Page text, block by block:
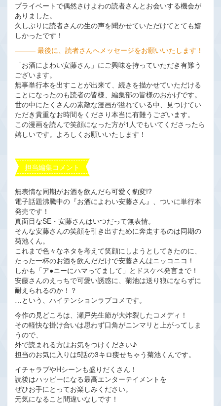
プライベートで偶然さけよわの読者さんとお会いする機会が
ありました。
久しぶりに読者さんの生の声を聞かせていただけてとても嬉
しかったです！
――― 最後に、読者さんへメッセージをお願いいたします！
「お酒によわい安藤さん」にご興味を持っていただき有難う
ございます。
無事単行本を出すことが出来て、続きを描かせていただける
ことになったのも読者の皆様、編集部の皆様のおかげです。
世の中にたくさんの素敵な漫画が溢れている中、見つけてい
ただき貴重なお時間をくださり本当に有難うございます。
この漫画を読んで笑顔になった方が1人でもいてくださったら
嬉しいです。よろしくお願いいたします！
担当編集コメント
無表情な同期がお酒を飲んだら可愛く豹変!?
電子話題沸騰中の『お酒によわい安藤さん』、ついに単行本
発売です！
真面目なSE・安藤さんはいつだって無表情。
そんな安藤さんの笑顔を引き出すために奔走するのは同期の
菊池くん。
これまで色々なネタを考えて笑顔にしようとしてきたのに、
たった一杯のお酒を飲んだだけで安藤さんはニッコニコ！
しかも「ア●ニーにハマってまして」とドスケベ発言まで！
安藤さんのえっちで可愛い誘惑に、菊池は送り狼にならずに
耐えられるのか！？
…という、ハイテンションラブコメです。
今作の見どころは、瀬戸先生節が大炸裂したコメディ！
その軽快な掛け合いは思わず口角がニンマリと上がってしま
うので、
外で読まれる方はお気をつけください♪
担当のお気に入りは5話の3キロ痩せちゃう菊池くんです。
イチャラブやHシーンも盛りだくさん！
読後はハッピーになる最高エンターテイメントを
ぜひお手にとってお楽しみください。
元気になること間違いなしです！